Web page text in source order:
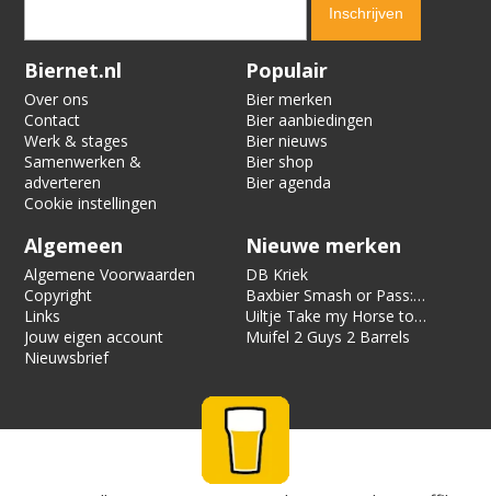
Verification code:
Biernet.nl
Over ons
Contact
Werk & stages
Samenwerken &
adverteren
Cookie instellingen
Populair
Bier merken
Bier aanbiedingen
Bier nieuws
Bier shop
Bier agenda
Algemeen
Algemene Voorwaarden
Copyright
Links
Jouw eigen account
Nieuwsbrief
Nieuwe merken
DB Kriek
Baxbier Smash or Pass:
Strata
Uiltje Take my Horse to
the Hotel Room
Muifel 2 Guys 2 Barrels